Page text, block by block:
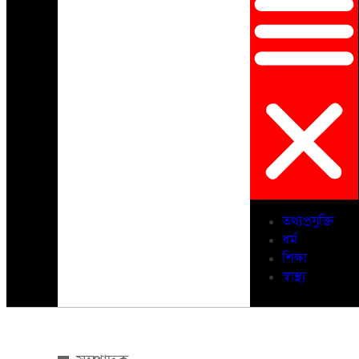
তথ্যপ্রযুক্তি
ধর্ম
শিক্ষা
স্বাস্থ্য